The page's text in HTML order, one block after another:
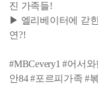
진 가족들!
▶ 엘리베이터에 갇
연?!
#MBCevery1 #어서
안84 #포르피가족 #